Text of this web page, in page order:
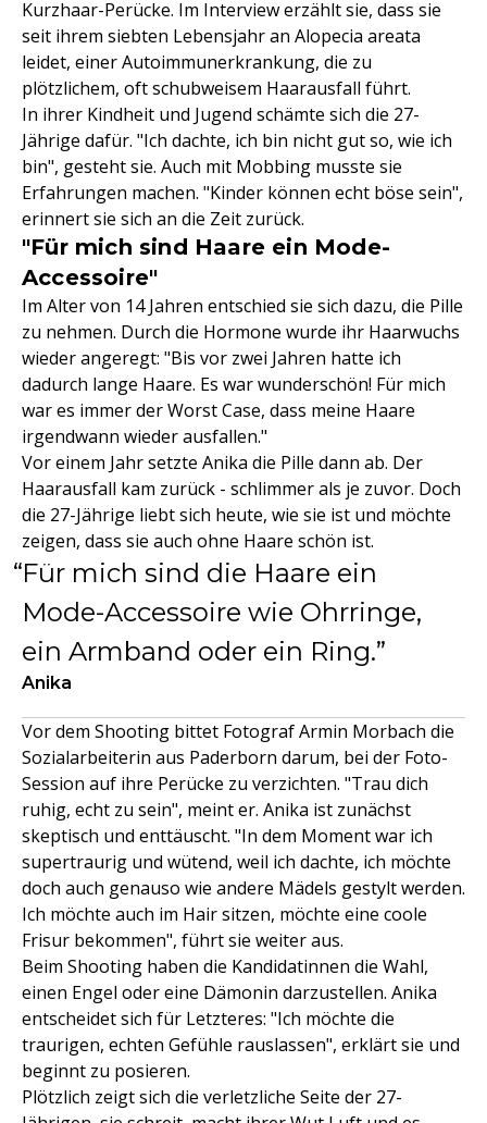
Kurzhaar-Perücke. Im Interview erzählt sie, dass sie
seit ihrem siebten Lebensjahr an Alopecia areata
leidet, einer Autoimmunerkrankung, die zu
plötzlichem, oft schubweisem Haarausfall führt.
In ihrer Kindheit und Jugend schämte sich die 27-
Jährige dafür. "Ich dachte, ich bin nicht gut so, wie ich
bin", gesteht sie. Auch mit Mobbing musste sie
Erfahrungen machen. "Kinder können echt böse sein",
erinnert sie sich an die Zeit zurück.
"Für mich sind Haare ein Mode-
Accessoire"
Im Alter von 14 Jahren entschied sie sich dazu, die Pille
zu nehmen. Durch die Hormone wurde ihr Haarwuchs
wieder angeregt: "Bis vor zwei Jahren hatte ich
dadurch lange Haare. Es war wunderschön! Für mich
war es immer der Worst Case, dass meine Haare
irgendwann wieder ausfallen."
Vor einem Jahr setzte Anika die Pille dann ab. Der
Haarausfall kam zurück - schlimmer als je zuvor. Doch
die 27-Jährige liebt sich heute, wie sie ist und möchte
zeigen, dass sie auch ohne Haare schön ist.
Für mich sind die Haare ein
Mode-Accessoire wie Ohrringe,
ein Armband oder ein Ring.
Anika
Vor dem Shooting bittet Fotograf Armin Morbach die
Sozialarbeiterin aus Paderborn darum, bei der Foto-
Session auf ihre Perücke zu verzichten. "Trau dich
ruhig, echt zu sein", meint er. Anika ist zunächst
skeptisch und enttäuscht. "In dem Moment war ich
supertraurig und wütend, weil ich dachte, ich möchte
doch auch genauso wie andere Mädels gestylt werden.
Ich möchte auch im Hair sitzen, möchte eine coole
Frisur bekommen", führt sie weiter aus.
Beim Shooting haben die Kandidatinnen die Wahl,
einen Engel oder eine Dämonin darzustellen. Anika
entscheidet sich für Letzteres: "Ich möchte die
traurigen, echten Gefühle rauslassen", erklärt sie und
beginnt zu posieren.
Plötzlich zeigt sich die verletzliche Seite der 27-